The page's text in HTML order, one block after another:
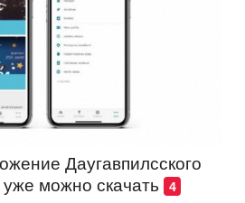
Даугавпилсского
можно скачать
4